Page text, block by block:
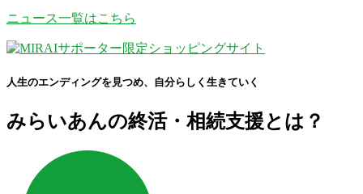
ニュース一覧はこちら
人生のエンディングを見つめ、自分らしく生きていく
みらいあんの終活・相続支援とは？